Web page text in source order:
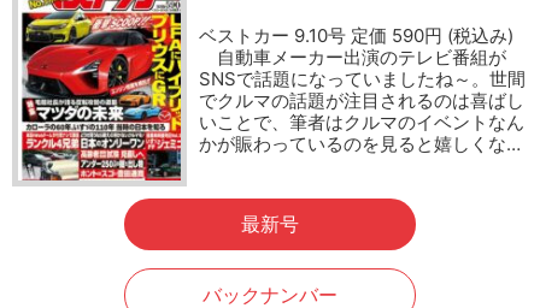
ベストカー 9.10号 定価 590円 (税込み)
自動車メーカー出演のテレビ番組が
SNSで話題になっていましたね～。世間
でクルマの話題が注目されるのは喜ばし
いことで、筆者はクルマのイベントなん
かが賑わっているのを見ると嬉しくな…
最新号
バックナンバー